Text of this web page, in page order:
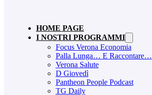
HOME PAGE
I NOSTRI PROGRAMMI
Focus Verona Economia
Palla Lunga… E Raccontare…
Verona Salute
D Giovedì
Pantheon People Podcast
TG Daily